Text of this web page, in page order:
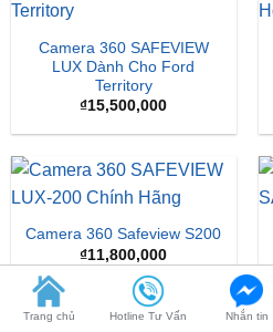
Camera 360 SAFEVIEW
LUX Dành Cho Ford
Territory
₫15,500,000
Camera 360 Safeview S200
₫11,800,000
Trang chủ Hotline Tư Vấn Nhắn tin